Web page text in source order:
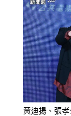
黃迪揚、張